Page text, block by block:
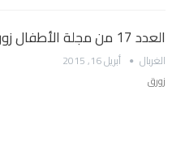
العدد 17 من مجلة الأطفال زورق
الغربال
أبريل 16, 2015
زورق